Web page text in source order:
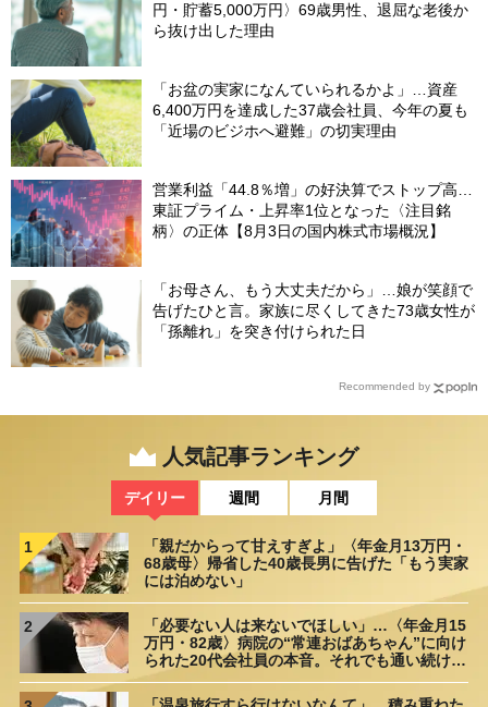
円・貯蓄5,000万円〉69歳男性、退屈な老後か
ら抜け出した理由
「お盆の実家になんていられるかよ」…資産
6,400万円を達成した37歳会社員、今年の夏も
「近場のビジホへ避難」の切実理由
営業利益「44.8％増」の好決算でストップ高…
東証プライム・上昇率1位となった〈注目銘
柄〉の正体【8月3日の国内株式市場概況】
「お母さん、もう大丈夫だから」…娘が笑顔で
告げたひと言。家族に尽くしてきた73歳女性が
「孫離れ」を突き付けられた日
Recommended by
人気記事ランキング
デイリー 週間 月間
1
「親だからって甘えすぎよ」〈年金月13万円・
68歳母〉帰省した40歳長男に告げた「もう実家
には泊めない」
2
「必要ない人は来ないでほしい」…〈年金月15
万円・82歳〉病院の“常連おばあちゃん”に向け
られた20代会社員の本音。それでも通い続ける